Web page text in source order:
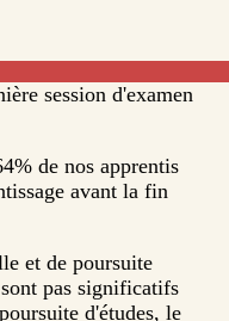
session d'examen
de nos apprentis
avant la fin
et de poursuite
pas significatifs
d'études, le